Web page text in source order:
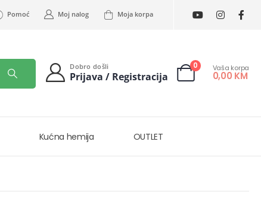
Pomoć Moj nalog Moja korpa
Dobro došli
Prijava / Registracija
0 Vaša korpa
0,00 KM
Kućna hemija OUTLET